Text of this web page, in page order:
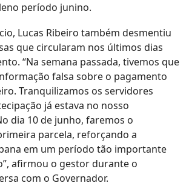
período junino.
Lucas Ribeiro também desmentiu
que circularam nos últimos dias
“Na semana passada, tivemos que
falsa sobre o pagamento
Tranquilizamos os servidores
já estava no nosso
dia 10 de junho, faremos o
parcela, reforçando a
em um período tão importante
afirmou o gestor durante o
com o Governador.